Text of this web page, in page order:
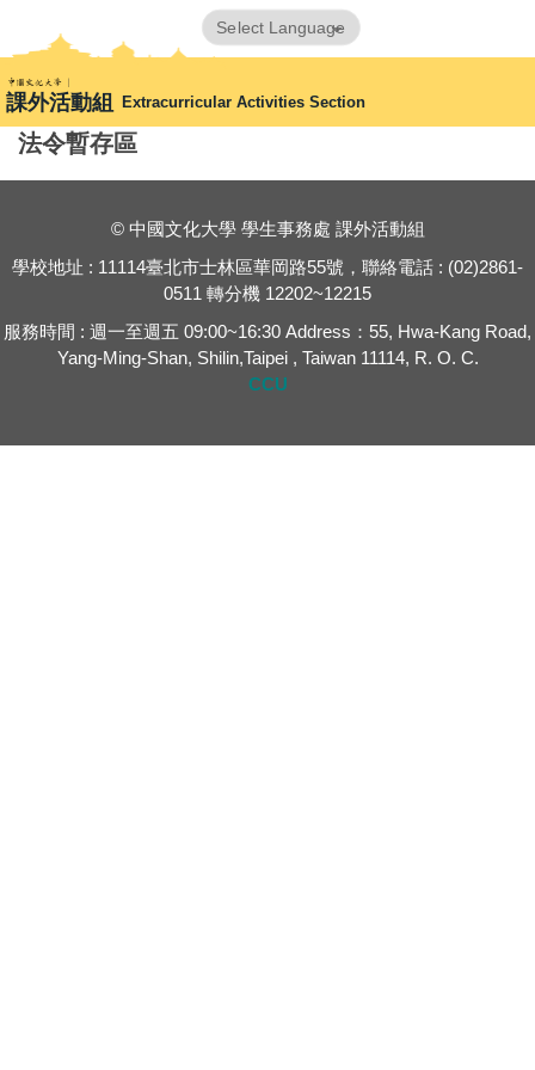
到
主
要
內
容
課外活動組 Extracurricular Activities Section
Translate
法令暫存區
© 中國文化大學 學生事務處 課外活動組
學校地址 : 11114臺北市士林區華岡路55號，聯絡電話 : (02)2861-
0511 轉分機 12202~12215
服務時間 : 週一至週五 09:00~16:30 Address：55, Hwa-Kang Road,
Yang-Ming-Shan, Shilin,Taipei , Taiwan 11114, R. O. C.
CCU